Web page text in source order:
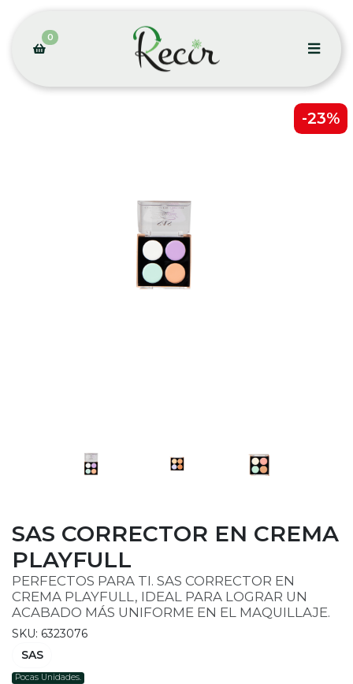
0
-23%
SAS CORRECTOR EN CREMA
PLAYFULL
PERFECTOS PARA TI. SAS CORRECTOR EN
CREMA PLAYFULL, IDEAL PARA LOGRAR UN
ACABADO MÁS UNIFORME EN EL MAQUILLAJE.
SKU: 6323076
SAS
Pocas Unidades.